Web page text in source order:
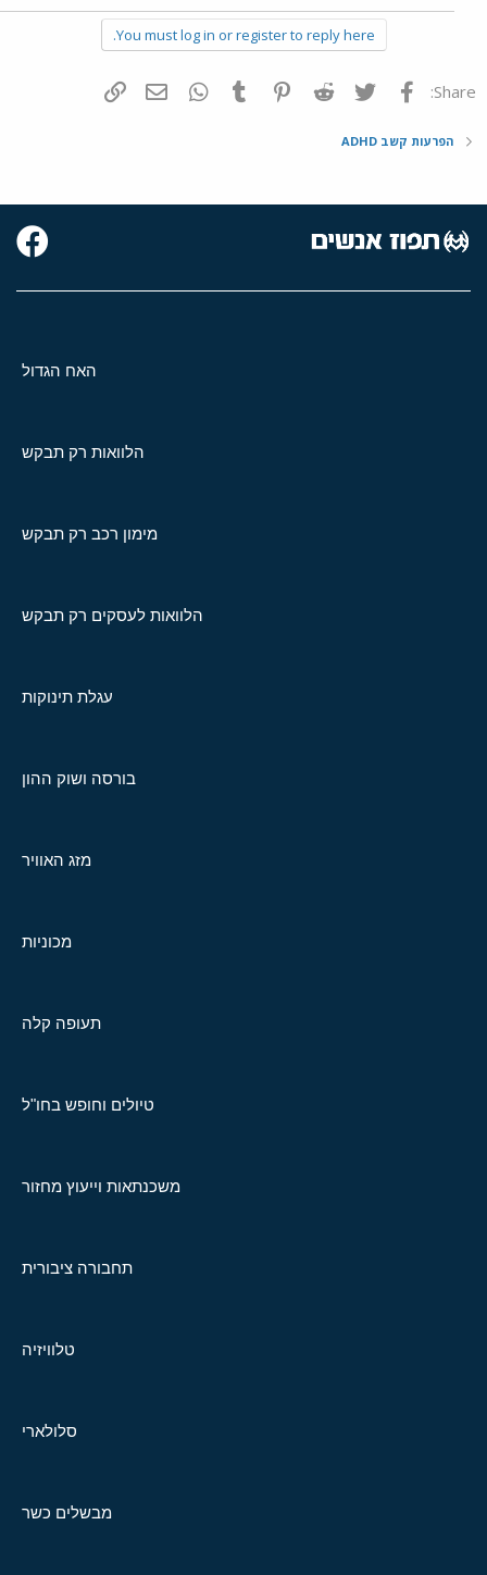
You must log in or register to reply here.
Share: פייסבוק Twitter
Reddit
Pinterest
Tumblr
WhatsAppדואר אלקטרוני
הפרעות קשב ADHD
האח הגדול
הלוואות רק תבקש
מימון רכב רק תבקש
הלוואות לעסקים רק תבקש
עגלת תינוקות
בורסה ושוק ההון
מזג האוויר
מכוניות
תעופה קלה
טיולים וחופש בחו"ל
משכנתאות וייעוץ מחזור
תחבורה ציבורית
טלוויזיה
סלולארי
מבשלים כשר